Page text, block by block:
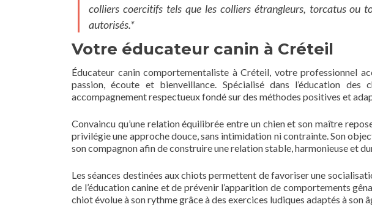
colliers coercitifs tels que les colliers étrangleurs, torcatus ou
autorisés.*
Votre éducateur canin à Créteil
Éducateur canin comportementaliste à Créteil, votre professionnel
passion, écoute et bienveillance. Spécialisé dans l’éducation
accompagnement respectueux fondé sur des méthodes positives et
Convaincu qu’une relation équilibrée entre un chien et son maître
privilégie une approche douce, sans intimidation ni contrainte. Son
son compagnon afin de construire une relation stable, harmonieuse et
Les séances destinées aux chiots permettent de favoriser une
de l’éducation canine et de prévenir l’apparition de comportements
chiot évolue à son rythme grâce à des exercices ludiques adaptés à son